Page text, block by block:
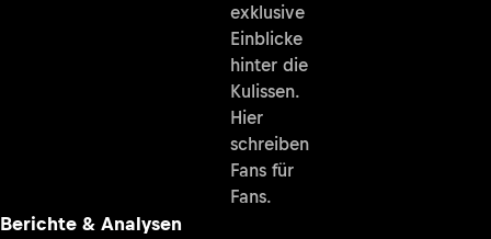
exklusive
Einblicke
hinter die
Kulissen.
Hier
schreiben
Fans für
Fans.
Berichte & Analysen